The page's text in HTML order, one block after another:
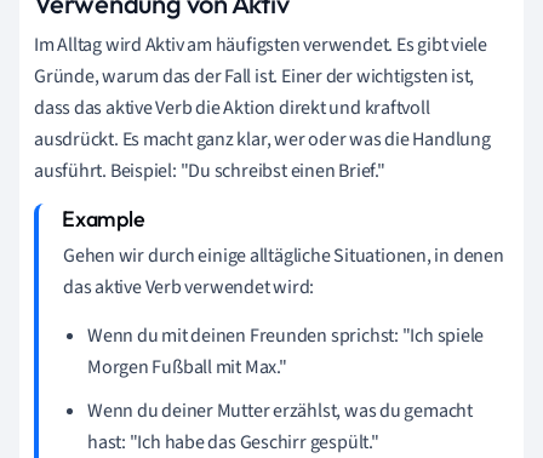
Im Alltag wird Aktiv am häufigsten verwendet. Es gibt viele
Gründe, warum das der Fall ist. Einer der wichtigsten ist,
dass das aktive Verb die Aktion direkt und kraftvoll
ausdrückt. Es macht ganz klar, wer oder was die Handlung
ausführt. Beispiel: "Du schreibst einen Brief."
Gehen wir durch einige alltägliche Situationen, in denen
das aktive Verb verwendet wird:
Wenn du mit deinen Freunden sprichst: "Ich spiele
Morgen Fußball mit Max."
Wenn du deiner Mutter erzählst, was du gemacht
hast: "Ich habe das Geschirr gespült."